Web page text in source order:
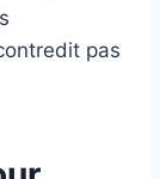
pas